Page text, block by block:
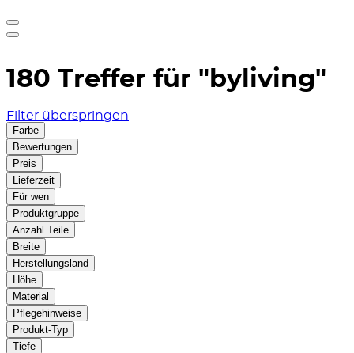
180 Treffer für "byliving"
Filter überspringen
Farbe
Bewertungen
Preis
Lieferzeit
Für wen
Produktgruppe
Anzahl Teile
Breite
Herstellungsland
Höhe
Material
Pflegehinweise
Produkt-Typ
Tiefe